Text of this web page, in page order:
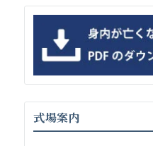
式場案内